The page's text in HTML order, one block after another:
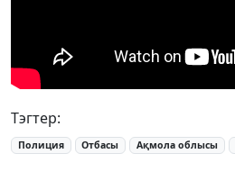
Тэгтер:
Полиция Отбасы Ақмола облысы